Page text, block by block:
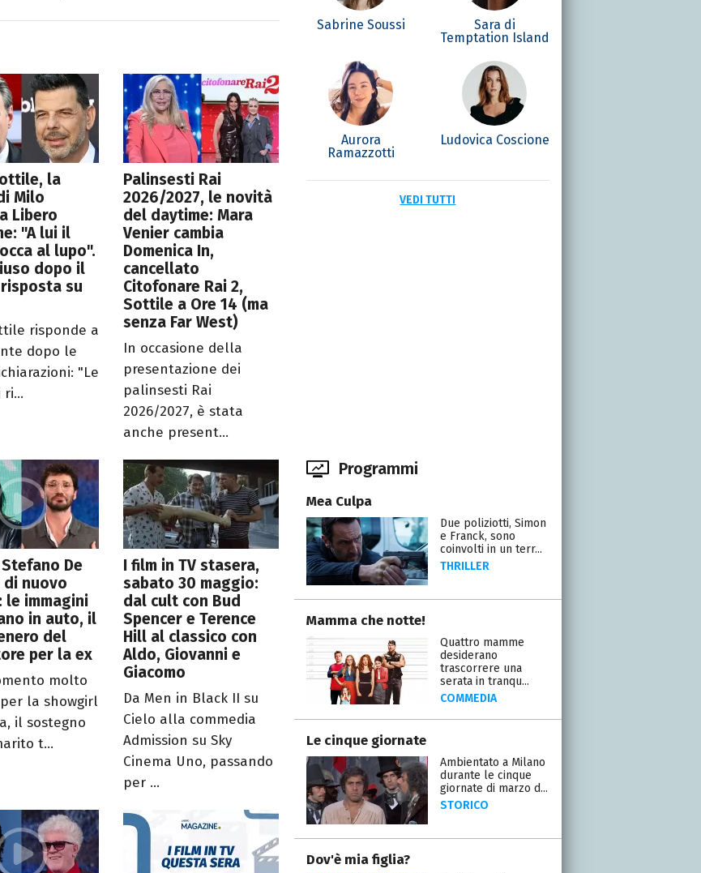
la
Milo
Libero
"A lui il
al lupo".
dopo il
su
risponde a
dopo le
"Le
ri...
Palinsesti Rai
2026/2027, le novità
del daytime: Mara
Venier cambia
Domenica In,
cancellato
Citofonare Rai 2,
Sottile a Ore 14 (ma
senza Far West)
In occasione della
presentazione dei
palinsesti Rai
2026/2027, è stata
anche present...
De
nuovo
le immagini
in auto, il
del
per la ex
molto
la showgirl
il sostegno
t...
I film in TV stasera,
sabato 30 maggio:
dal cult con Bud
Spencer e Terence
Hill al classico con
Aldo, Giovanni e
Giacomo
Da Men in Black II su
Cielo alla commedia
Admission su Sky
Cinema Uno, passando
per ...
Sabrine Soussi
Sara di
Temptation Island
Aurora
Ramazzotti
Ludovica Coscione
VEDI TUTTI
Programmi
Mea Culpa
Due poliziotti, Simon
e Franck, sono
coinvolti in un terr...
THRILLER
Mamma che notte!
Quattro mamme
desiderano
trascorrere una
serata in tranqu...
COMMEDIA
Le cinque giornate
Ambientato a Milano
durante le cinque
giornate di marzo d...
STORICO
Dov'è mia figlia?